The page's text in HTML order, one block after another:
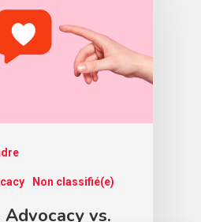
Non classifié(e)
vs.